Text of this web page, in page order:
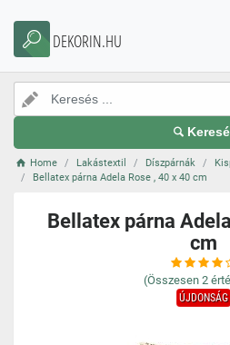
DEKORIN.HU
Home Lakástextil Díszpárnák
Bellatex párna Adela Rose , 40 x 40 cm
Bellatex párna
cm
(Összesen 2
ÚJDONSÁG